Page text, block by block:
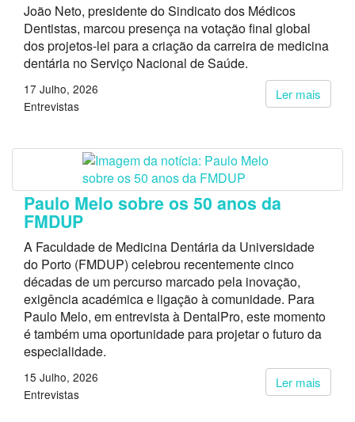
João Neto, presidente do Sindicato dos Médicos
Dentistas, marcou presença na votação final global
dos projetos-lei para a criação da carreira de medicina
dentária no Serviço Nacional de Saúde.
Ler mais
17 Julho, 2026
Entrevistas
Paulo Melo sobre os 50 anos da
FMDUP
A Faculdade de Medicina Dentária da Universidade
do Porto (FMDUP) celebrou recentemente cinco
décadas de um percurso marcado pela inovação,
exigência académica e ligação à comunidade. Para
Paulo Melo, em entrevista à DentalPro, este momento
é também uma oportunidade para projetar o futuro da
especialidade.
Ler mais
15 Julho, 2026
Entrevistas